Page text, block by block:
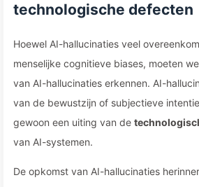
technologische defecten
Hoewel AI-hallucinaties veel
menselijke cognitieve biases, moeten
van AI-hallucinaties erkennen. AI-
van de bewustzijn of subjectieve
gewoon een uiting van de
van AI-systemen.
De opkomst van AI-hallucinaties